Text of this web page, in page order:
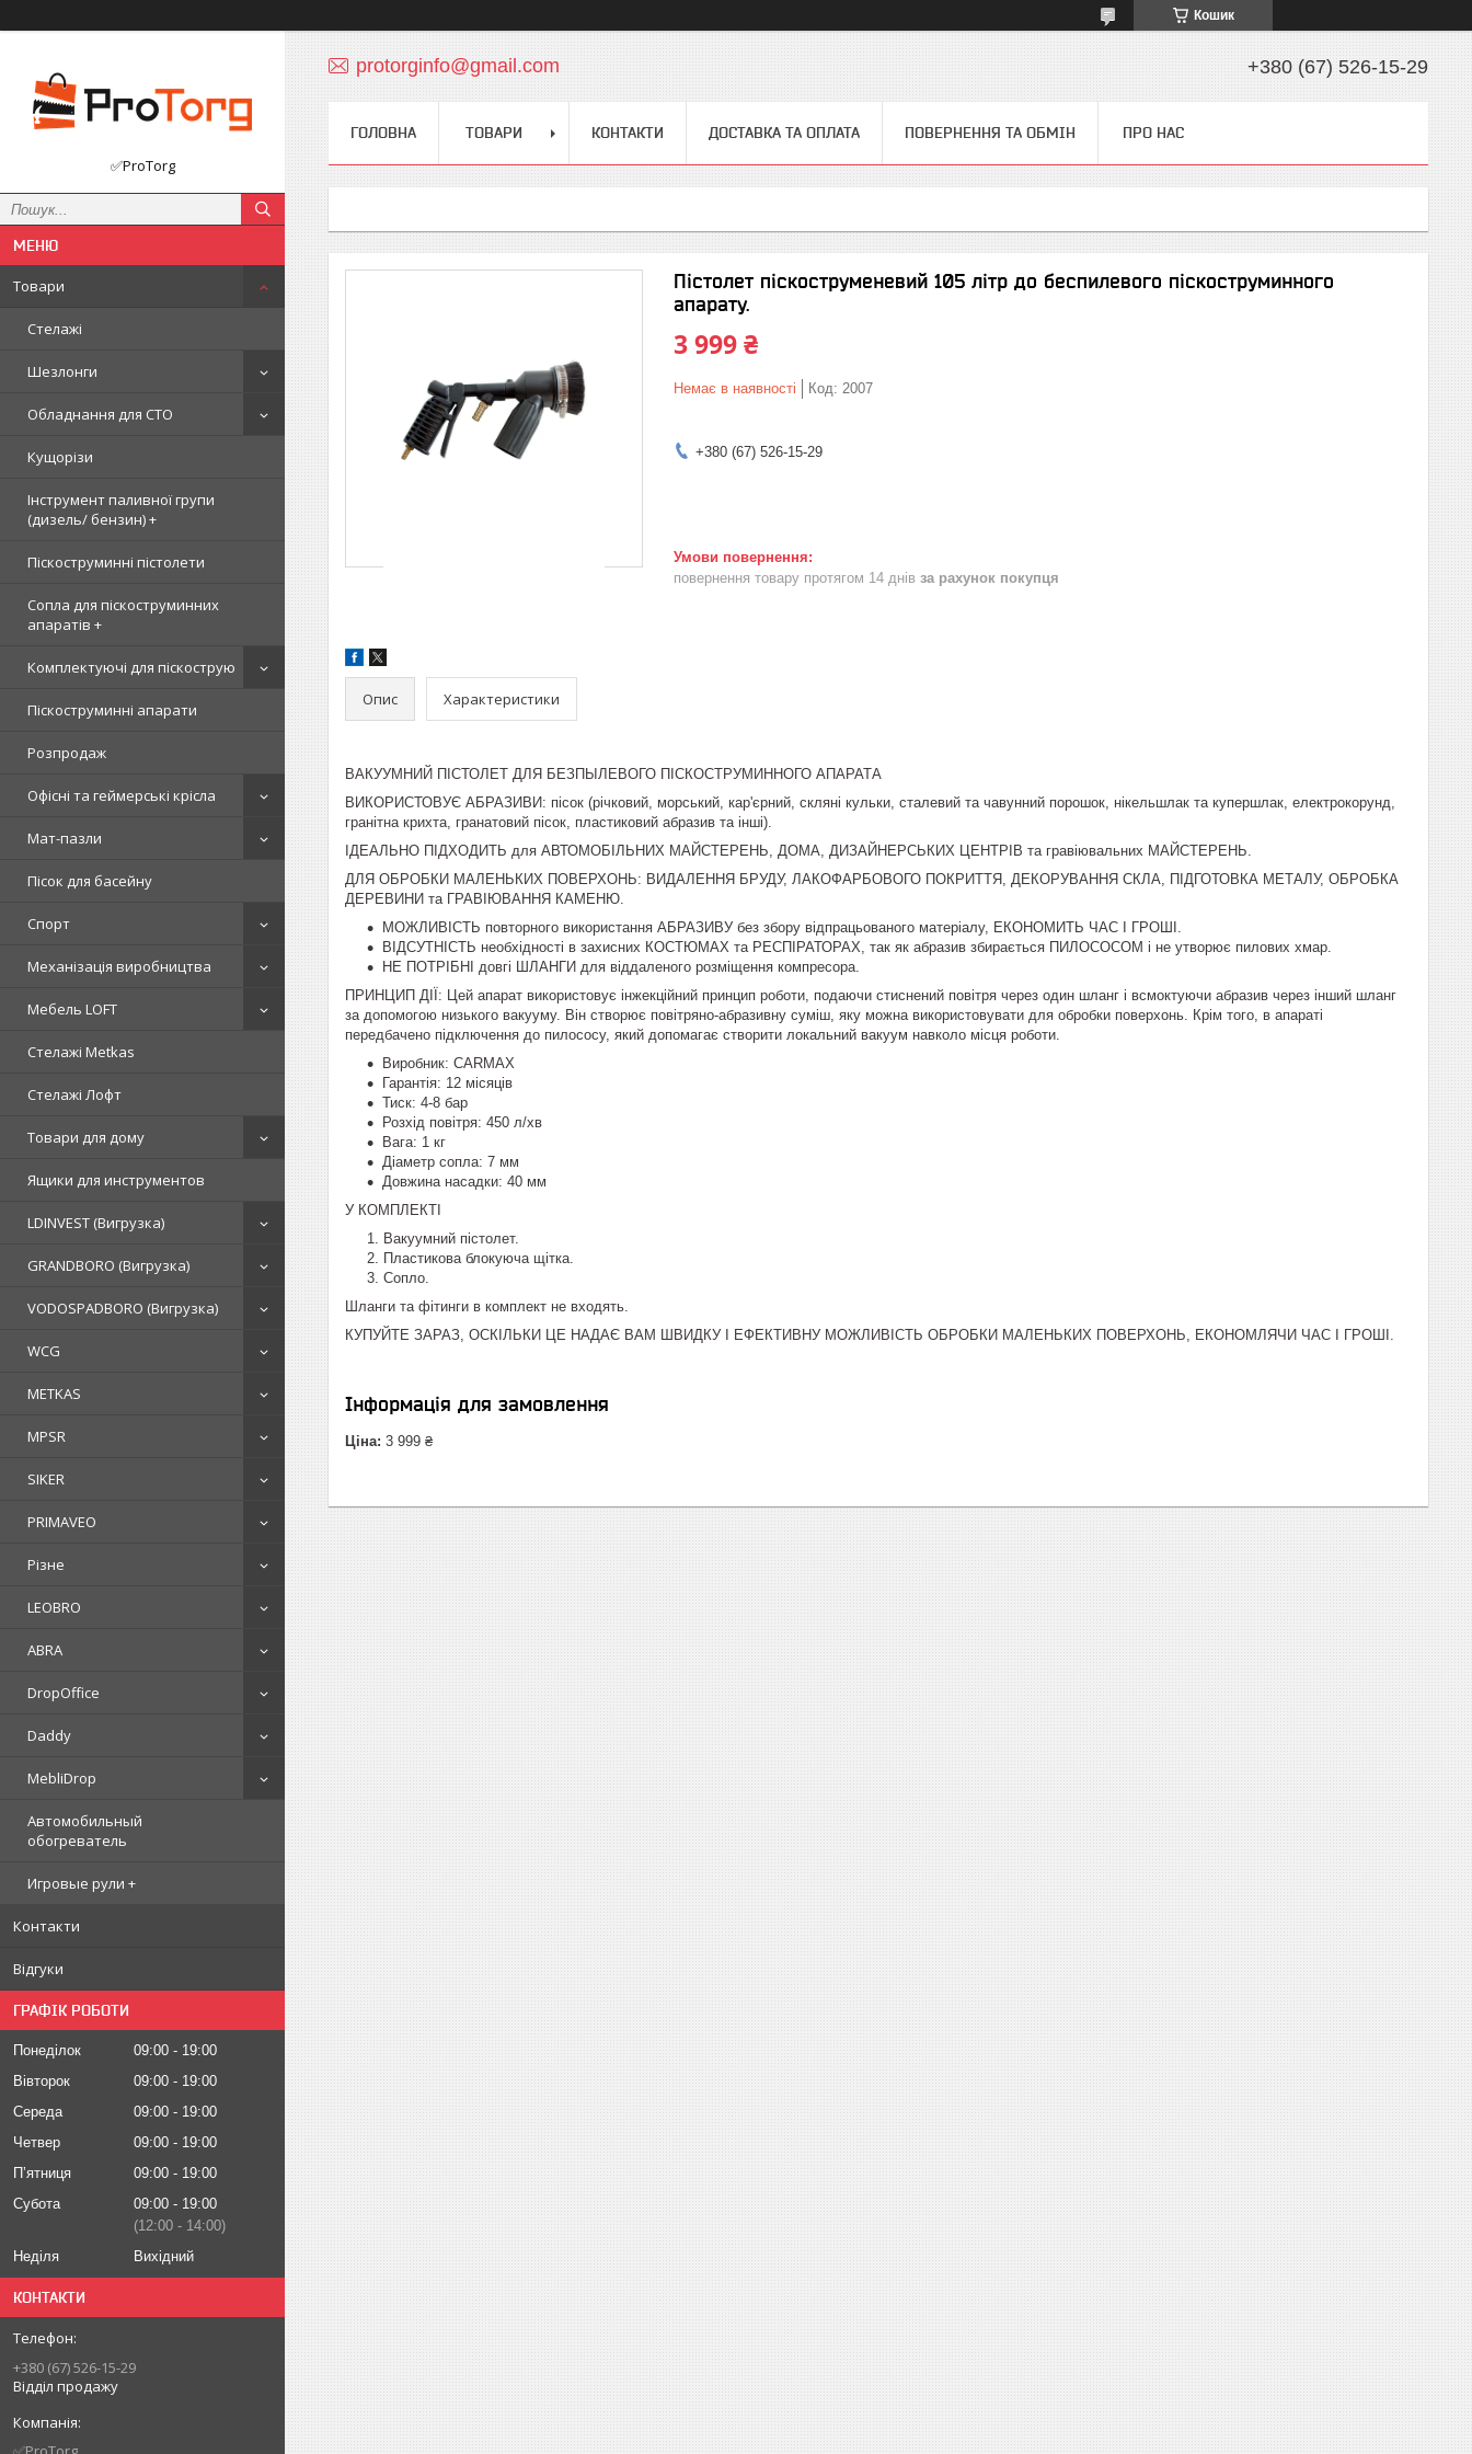
Кошик
✅ProTorg
Товари
Стелажі
Шезлонги
Обладнання для СТО
Кущорізи
Інструмент паливної групи
(дизель/ бензин) +
Піскоструминні пістолети
Сопла для піскоструминних
апаратів +
Комплектуючі для піскострую
Піскоструминні апарати
Розпродаж
Офісні та геймерські крісла
Мат-пазли
Пісок для басейну
Спорт
Механізація виробництва
Мебель LOFT
Стелажі Metkas
Стелажі Лофт
Товари для дому
Ящики для инструментов
LDINVEST (Вигрузка)
GRANDBORO (Вигрузка)
VODOSPADBORO (Вигрузка)
WCG
METKAS
MPSR
SIKER
PRIMAVEO
Різне
LEOBRO
ABRA
DropOffice
Daddy
MebliDrop
Автомобильный
обогреватель
Игровые рули +
Контакти
Відгуки
ГРАФІК РОБОТИ
Понеділок 09:00
19:00
Вівторок
09:00
19:00
Середа
09:00
19:00
Четвер
09:00
19:00
Пʼятниця
09:00
19:00
Субота
09:00
19:00
12:00
14:00
Неділя
Вихідний
КОНТАКТИ
+380 (67) 526-15-29
Відділ продажу
protorginfo@gmail.com +380 (67) 526-15-29
ГОЛОВНА ТОВАРИ КОНТАКТИ ДОСТАВКА ТА ОПЛАТА ПОВЕРНЕННЯ ТА ОБМІН ПРО НАС
Пістолет піскоструменевий 105 літр до беспилевого піскоструминного
апарату.
3 999 ₴
Немає в наявності Код: 2007
+380 (67) 526-15-29
повернення товару протягом 14 днів за рахунок покупця
Опис Характеристики
ВАКУУМНИЙ ПІСТОЛЕТ ДЛЯ БЕЗПЫЛЕВОГО ПІСКОСТРУМИННОГО АПАРАТА
ВИКОРИСТОВУЄ АБРАЗИВИ: пісок (річковий, морський, кар'єрний, скляні кульки, сталевий та чавунний порошок, нікельшлак та купершлак, електрокорунд,
гранітна крихта, гранатовий пісок, пластиковий абразив та інші).
ІДЕАЛЬНО ПІДХОДИТЬ для АВТОМОБІЛЬНИХ МАЙСТЕРЕНЬ, ДОМА, ДИЗАЙНЕРСЬКИХ ЦЕНТРІВ та гравіювальних МАЙСТЕРЕНЬ.
ДЛЯ ОБРОБКИ МАЛЕНЬКИХ ПОВЕРХОНЬ: ВИДАЛЕННЯ БРУДУ, ЛАКОФАРБОВОГО ПОКРИТТЯ, ДЕКОРУВАННЯ СКЛА, ПІДГОТОВКА МЕТАЛУ, ОБРОБКА
ДЕРЕВИНИ та ГРАВІЮВАННЯ КАМЕНЮ.
МОЖЛИВІСТЬ повторного використання АБРАЗИВУ без збору відпрацьованого матеріалу, ЕКОНОМИТЬ ЧАС І ГРОШІ.
ВІДСУТНІСТЬ необхідності в захисних КОСТЮМАХ та РЕСПІРАТОРАХ, так як абразив збирається ПИЛОСОСОМ і не утворює пилових хмар.
НЕ ПОТРІБНІ довгі ШЛАНГИ для віддаленого розміщення компресора.
ПРИНЦИП ДІЇ: Цей апарат використовує інжекційний принцип роботи, подаючи стиснений повітря через один шланг і всмоктуючи абразив через інший шланг
за допомогою низького вакууму. Він створює повітряно-абразивну суміш, яку можна використовувати для обробки поверхонь. Крім того, в апараті
передбачено підключення до пилососу, який допомагає створити локальний вакуум навколо місця роботи.
Виробник: CARMAX
Гарантія: 12 місяців
Тиск: 4-8 бар
Розхід повітря: 450 л/хв
Вага: 1 кг
Діаметр сопла: 7 мм
Довжина насадки: 40 мм
У КОМПЛЕКТІ
Вакуумний пістолет.
Пластикова блокуюча щітка.
Сопло.
Шланги та фітинги в комплект не входять.
КУПУЙТЕ ЗАРАЗ, ОСКІЛЬКИ ЦЕ НАДАЄ ВАМ ШВИДКУ І ЕФЕКТИВНУ МОЖЛИВІСТЬ ОБРОБКИ МАЛЕНЬКИХ ПОВЕРХОНЬ, ЕКОНОМЛЯЧИ ЧАС І ГРОШІ.
Інформація для замовлення
Ціна: 3 999 ₴